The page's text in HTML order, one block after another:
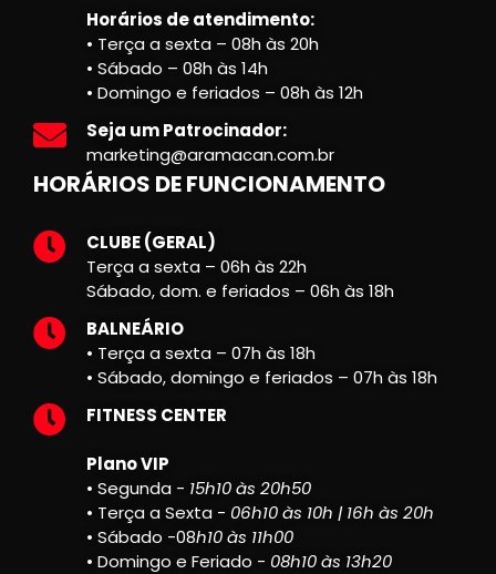
Horários de atendimento:
• Terça a sexta – 08h às 20h
• Sábado – 08h às 14h
• Domingo e feriados – 08h às 12h
Seja um Patrocinador:
marketing@aramacan.com.br
HORÁRIOS DE FUNCIONAMENTO
CLUBE (GERAL)
Terça a sexta – 06h às 22h
Sábado, dom. e feriados – 06h às 18h
BALNEÁRIO
• Terça a sexta – 07h às 18h
• Sábado, domingo e feriados – 07h às 18h
FITNESS CENTER
Plano VIP
• Segunda - 15h10 às 20h50
• Terça a Sexta - 06h10 às 10h | 16h às 20h
• Sábado -08h10 às 11h00
• Domingo e Feriado - 08h10 às 13h20